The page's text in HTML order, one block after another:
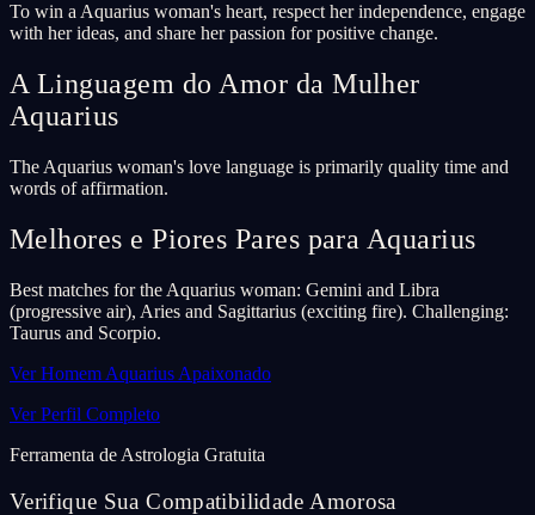
To win a Aquarius woman's heart, respect her independence, engage
with her ideas, and share her passion for positive change.
A Linguagem do Amor da Mulher
Aquarius
The Aquarius woman's love language is primarily quality time and
words of affirmation.
Melhores e Piores Pares para Aquarius
Best matches for the Aquarius woman: Gemini and Libra
(progressive air), Aries and Sagittarius (exciting fire). Challenging:
Taurus and Scorpio.
Ver Homem Aquarius Apaixonado
Ver Perfil Completo
Ferramenta de Astrologia Gratuita
Verifique Sua Compatibilidade Amorosa